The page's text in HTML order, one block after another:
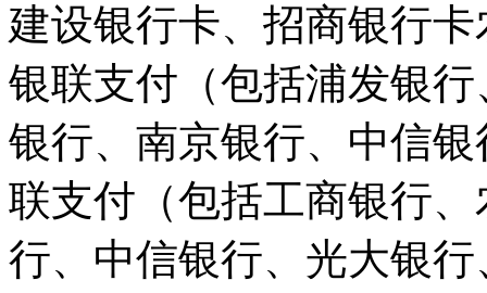
建设银行卡、招商银行
银联支付（包括浦发银
银行、南京银行、中信
联支付（包括工商银行
行、中信银行、光大银